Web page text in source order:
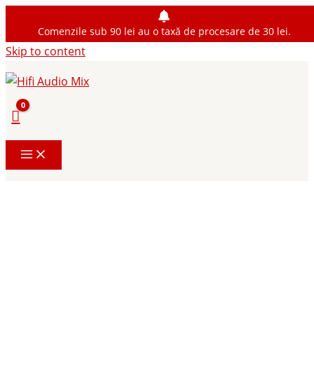
Comenzile sub 90 lei au o taxă de procesare de 30 lei.
Skip to content